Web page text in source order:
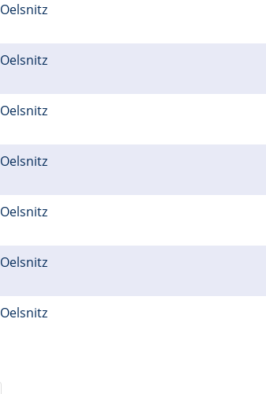
Oelsnitz
Oelsnitz
Oelsnitz
Oelsnitz
Oelsnitz
Oelsnitz
Oelsnitz